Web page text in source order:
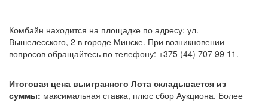
Комбайн находится на площадке по адресу: ул.
Вышелесского, 2 в городе Минске. При возникновении
вопросов обращайтесь по телефону: +375 (44) 707 99 11.
Итоговая цена выигранного Лота складывается из
суммы: максимальная ставка, плюс сбор Аукциона. Более